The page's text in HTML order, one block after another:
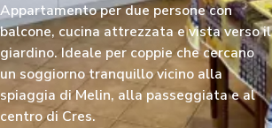
Appartamento per due persone con
balcone, cucina attrezzata e vista verso il
giardino. Ideale per coppie che cercano
un soggiorno tranquillo vicino alla
spiaggia di Melin, alla passeggiata e al
centro di Cres.